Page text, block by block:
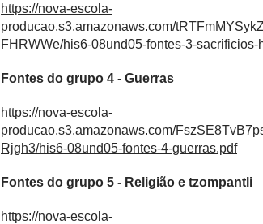
https://nova-escola-
producao.s3.amazonaws.com/
FHRWWe/his6-08und05-fontes-3-sacrificios-
Fontes do grupo 4 - Guerras
https://nova-escola-
producao.s3.amazonaws.com/
Rjgh3/his6-08und05-fontes-4-guerras.pdf
Fontes do grupo 5 - Religião e tzompantli
https://nova-escola-